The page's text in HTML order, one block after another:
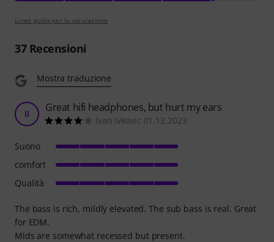
Linee guida per la valutazione
37Recensioni
Mostra traduzione
II Great hifi headphones, but hurt my ears
Ivan Ivkovic 01.12.2023
The bass is rich, mildly elevated. The sub bass is real. Great
for EDM.
Mids are somewhat recessed but present.
Suono
comfort
Qualità